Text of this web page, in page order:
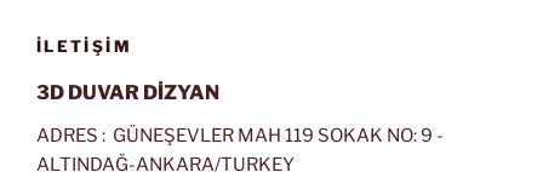
İLETIŞIM
3D DUVAR DİZYAN
ADRES : GÜNEŞEVLER MAH 119 SOKAK NO: 9 -
ALTINDAĞ-ANKARA/TURKEY